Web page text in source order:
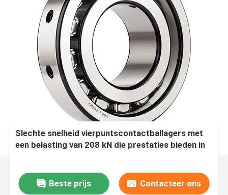
Slechte snelheid vierpuntscontactballagers met
een belasting van 208 kN die prestaties bieden in
Beste prijs Contacteer ons